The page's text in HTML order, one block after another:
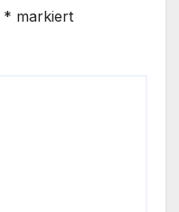
* markiert